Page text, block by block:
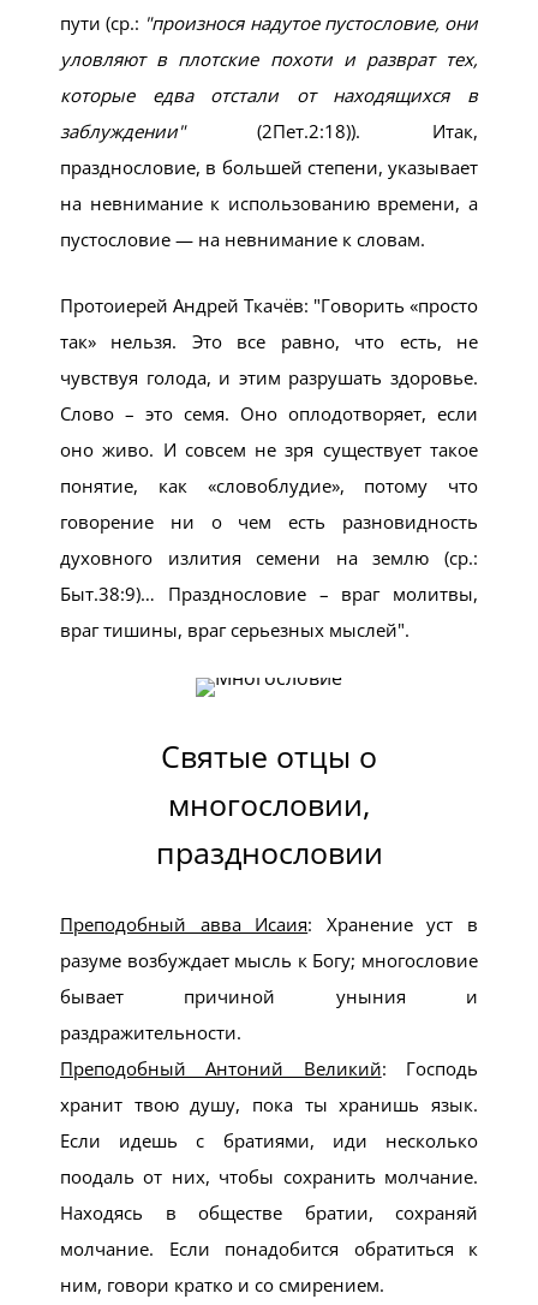
пути (ср.: произнося надутое пустословие, они
уловляют в плотские похоти и разврат тех,
которые едва отстали от находящихся в
заблуждении (2Пет.2:18)). Итак,
празднословие, в большей степени, указывает
на невнимание к использованию времени, а
пустословие — на невнимание к словам.
Протоиерей Андрей Ткачёв: Говорить «просто
так» нельзя. Это все равно, что есть, не
чувствуя голода, и этим разрушать здоровье.
Слово – это семя. Оно оплодотворяет, если
оно живо. И совсем не зря существует такое
понятие, как «словоблудие», потому что
говорение ни о чем есть разновидность
духовного излития семени на землю (ср.:
Быт.38:9)… Празднословие – враг молитвы,
враг тишины, враг серьезных мыслей .
Святые отцы о
многословии,
празднословии
Преподобный авва Исаия: Хранение уст в
разуме возбуждает мысль к Богу; многословие
бывает причиной уныния и
раздражительности.
Преподобный Антоний Великий: Господь
хранит твою душу, пока ты хранишь язык.
Если идешь с братиями, иди несколько
поодаль от них, чтобы сохранить молчание.
Находясь в обществе братии, сохраняй
молчание. Если понадобится обратиться к
ним, говори кратко и со смирением.